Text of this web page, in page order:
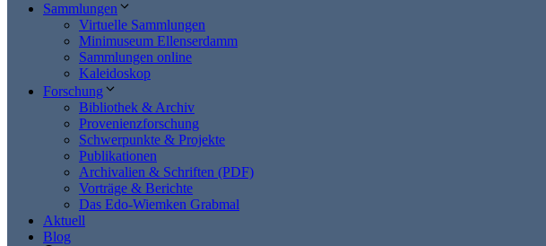
Sammlungen
Virtuelle Sammlungen
Minimuseum Ellenserdamm
Sammlungen online
Kaleidoskop
Forschung
Bibliothek & Archiv
Provenienzforschung
Schwerpunkte & Projekte
Publikationen
Archivalien & Schriften (PDF)
Vorträge & Berichte
Das Edo-Wiemken Grabmal
Aktuell
Blog